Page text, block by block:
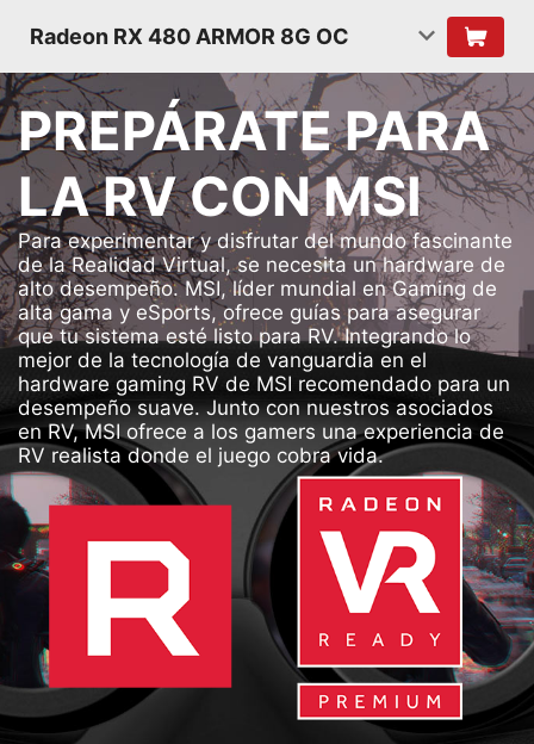
Radeon RX 480 ARMOR 8G OC
PREPÁRATE PARA
LA RV CON MSI
Para experimentar y disfrutar del mundo fascinante
de la Realidad Virtual, se necesita un hardware de
alto desempeño. MSI, líder mundial en Gaming de
alta gama y eSports, ofrece guías para asegurar
que tu sistema esté listo para RV. Integrando lo
mejor de la tecnología de vanguardia en el
hardware gaming RV de MSI recomendado para un
desempeño suave. Junto con nuestros asociados
en RV, MSI ofrece a los gamers una experiencia de
RV realista donde el juego cobra vida.